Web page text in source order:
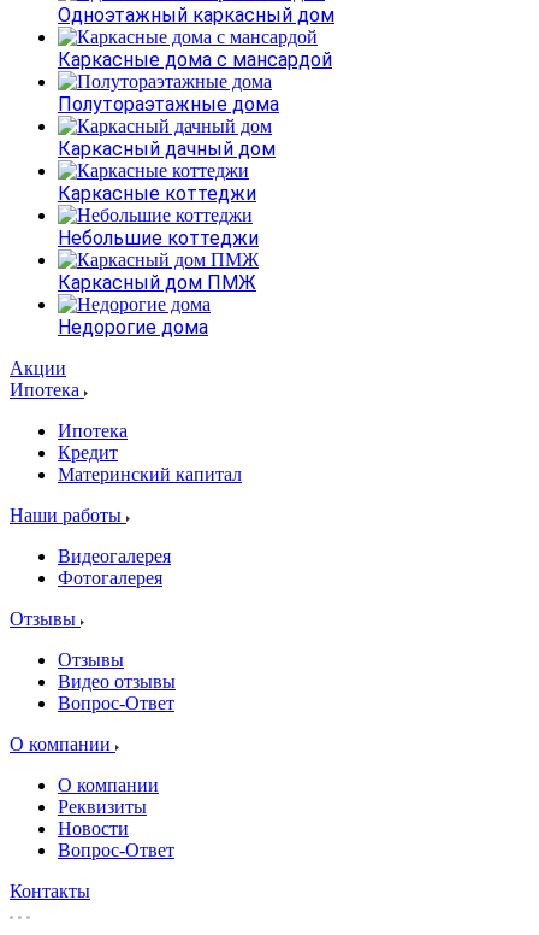
Одноэтажный каркасный дом
Каркасные дома с мансардой
Полутораэтажные дома
Каркасный дачный дом
Каркасные коттеджи
Небольшие коттеджи
Каркасный дом ПМЖ
Недорогие дома
Акции
Ипотека
Ипотека
Кредит
Материнский капитал
Наши работы
Видеогалерея
Фотогалерея
Отзывы
Отзывы
Видео отзывы
Вопрос-Ответ
О компании
О компании
Реквизиты
Новости
Вопрос-Ответ
Контакты